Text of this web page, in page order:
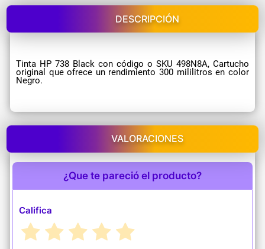
DESCRIPCIÓN
Tinta HP 738 Black con código o SKU 498N8A, Cartucho
original que ofrece un rendimiento 300 mililitros en color
Negro.
VALORACIONES
¿Que te pareció el producto?
Califica